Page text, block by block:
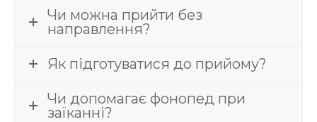
Чи можна прийти без
направлення?
Як підготуватися до прийому?
Чи допомагає фонопед при
заїканні?